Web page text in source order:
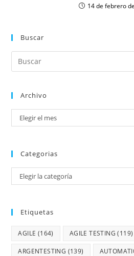
14 de febrero
Buscar
Archivo
Elegir el mes
Categorias
Elegir la categoría
Etiquetas
AGILE (164) AGILE TESTING (119)
ARGENTESTING (139)